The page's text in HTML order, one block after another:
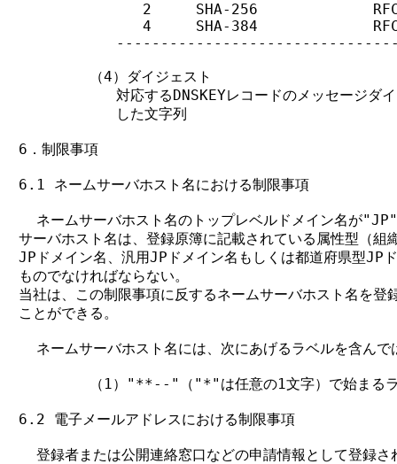
2     SHA-256
4     SHA-384
        （4）ダイジェスト
対応するDNSKEYレコードのメッセージダイ
           した文字列
6．制限事項
6.1 ネームサーバホスト名における制限事項
ネームサーバホスト名のトップレベルドメイン名が
サーバホスト名は、登録原簿に記載されている属性型（組
JPドメイン名、汎用JPドメイン名もしくは都道府県型JP
ものでなければならない。
当社は、この制限事項に反するネームサーバホスト名を登
ことができる。
ネームサーバホスト名には、次にあげるラベルを含んで
（1）"**--"（"*"は任意の1文字）で始まる
6.2 電子メールアドレスにおける制限事項
登録者または公開連絡窓口などの申請情報として登録さ